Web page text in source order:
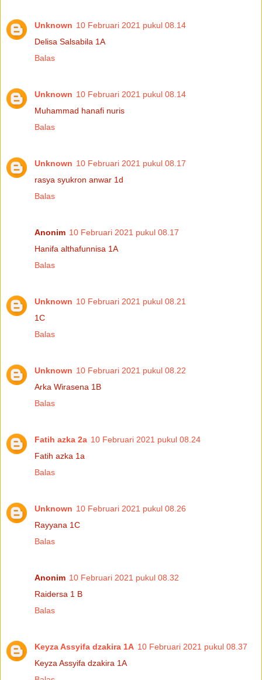
Unknown 10 Februari 2021 pukul 08.14
Delisa Salsabila 1A
Balas
Unknown 10 Februari 2021 pukul 08.14
Muhammad hanafi nuris
Balas
Unknown 10 Februari 2021 pukul 08.17
rasya syukron anwar 1d
Balas
Anonim 10 Februari 2021 pukul 08.17
Hanifa althafunnisa 1A
Balas
Unknown 10 Februari 2021 pukul 08.21
1C
Balas
Unknown 10 Februari 2021 pukul 08.22
Arka Wirasena 1B
Balas
Fatih azka 2a 10 Februari 2021 pukul 08.24
Fatih azka 1a
Balas
Unknown 10 Februari 2021 pukul 08.26
Rayyana 1C
Balas
Anonim 10 Februari 2021 pukul 08.32
Raidersa 1 B
Balas
Keyza Assyifa dzakira 1A 10 Februari 2021 pukul 08.37
Keyza Assyifa dzakira 1A